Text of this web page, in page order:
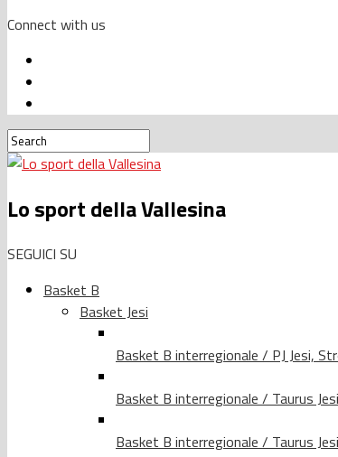
Connect with us
Lo sport della Vallesina
SEGUICI SU
Basket B
Basket Jesi
Basket B interregionale / PJ Jesi,
Basket B interregionale / Taurus
Basket B interregionale / Taurus